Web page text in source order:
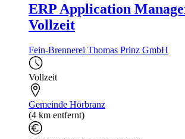
ERP Application
Vollzeit
Fein-Brennerei Thomas Prinz GmbH
Vollzeit
Gemeinde Hörbranz
(4 km entfernt)